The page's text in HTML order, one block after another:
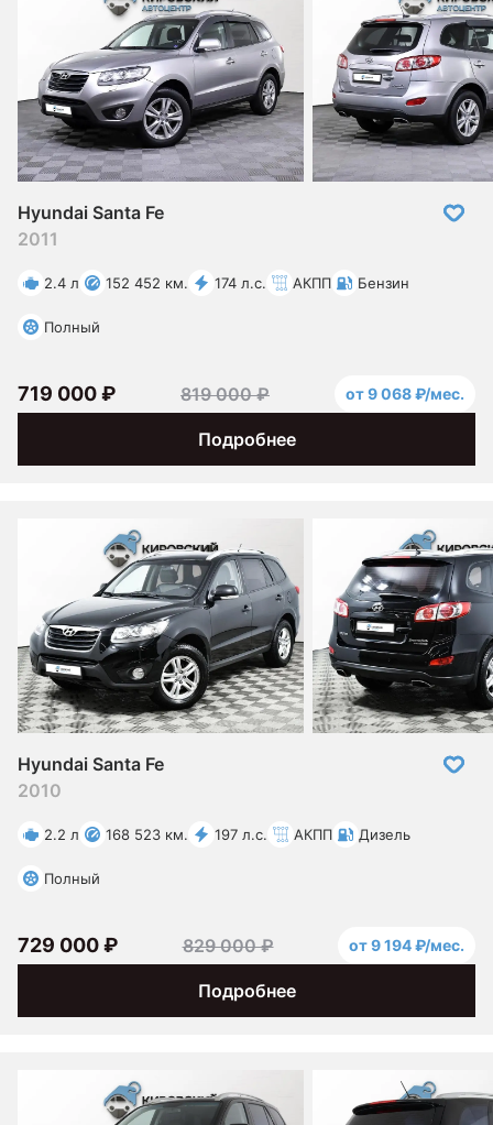
Hyundai Santa Fe
2011
2.4 л 152 452 км. 174 л.с. АКПП Бензин
Полный
Подробнее
719 000 ₽ 819 000 ₽ от 9 068 ₽/мес.
Hyundai Santa Fe
2010
2.2 л 168 523 км. 197 л.с. АКПП Дизель
Полный
Подробнее
729 000 ₽ 829 000 ₽ от 9 194 ₽/мес.